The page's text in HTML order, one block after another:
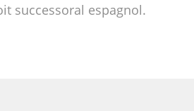
successoral espagnol.